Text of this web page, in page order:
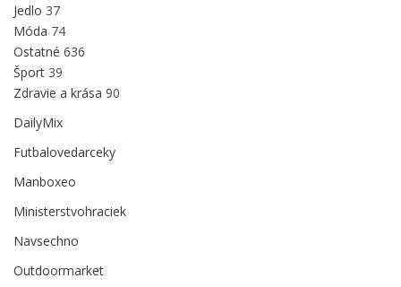
Jedlo 37
Móda 74
Ostatné 636
Šport 39
Zdravie a krása 90
DailyMix
Futbalovedarceky
Manboxeo
Ministerstvohraciek
Navsechno
Outdoormarket